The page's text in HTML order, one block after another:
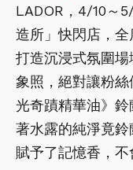
LADOR，4/10～
造所」快閃店，全
打造沉浸式氛圍
象照，絕對讓粉
光奇蹟精華油》
著水露的純淨竟
賦予了記憶香，不